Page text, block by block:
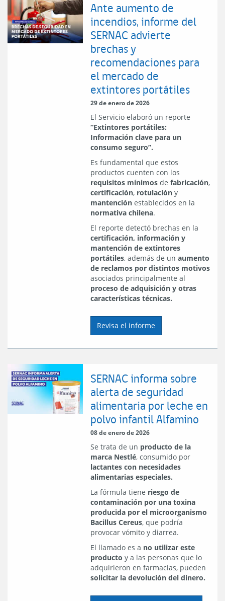
Ante aumento de
incendios, informe del
SERNAC advierte
brechas y
recomendaciones para
el mercado de
extintores portátiles
29 de enero de 2026
El Servicio elaboró un reporte
“Extintores portátiles:
Información clave para un
consumo seguro”.
Es fundamental que estos
productos cuenten con los
requisitos mínimos de fabricación,
certificación, rotulación y
mantención establecidos en la
normativa chilena.
El reporte detectó brechas en la
certificación, información y
mantención de extintores
portátiles, además de un aumento
de reclamos por distintos motivos
asociados principalmente al
proceso de adquisición y otras
características técnicas.
Revisa el informe
SERNAC informa sobre
alerta de seguridad
alimentaria por leche en
polvo infantil Alfamino
08 de enero de 2026
Se trata de un producto de la
marca Nestlé, consumido por
lactantes con necesidades
alimentarias especiales.
La fórmula tiene riesgo de
contaminación por una toxina
producida por el microorganismo
Bacillus Cereus, que podría
provocar vómito y diarrea.
El llamado es a no utilizar este
producto y a las personas que lo
adquirieron en farmacias, pueden
solicitar la devolución del dinero.